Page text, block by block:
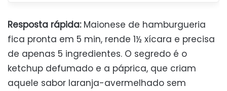
Resposta rápida:Maionese de hamburgueria
fica pronta em 5 min, rende 1½ xícara e precisa
de apenas 5 ingredientes. O segredo é o
ketchup defumado e a páprica, que criam
aquele sabor laranja-avermelhado sem